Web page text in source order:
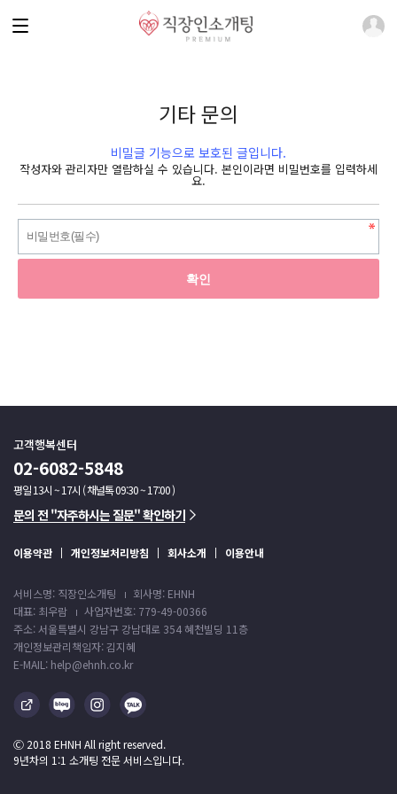
기타 문의
비밀글 기능으로 보호된 글입니다.
작성자와 관리자만 열람하실 수 있습니다. 본인이라면 비밀번호를 입력하세
요.
고객행복센터
02-6082-5848
평일 13시 ~ 17시 ( 채널톡 09:30 ~ 17:00 )
문의 전 "자주하시는 질문" 확인하기
이용약관 개인정보처리방침 회사소개 이용안내
서비스명: 직장인소개팅
회사명: EHNH
대표: 최우람
사업자번호: 779-49-00366
주소: 서울특별시 강남구 강남대로 354 혜천빌딩 11층
개인정보관리책임자: 김지혜
E-MAIL: help@ehnh.co.kr
Ⓒ 2018 EHNH All right reserved.
9년차의 1:1 소개팅 전문 서비스입니다.